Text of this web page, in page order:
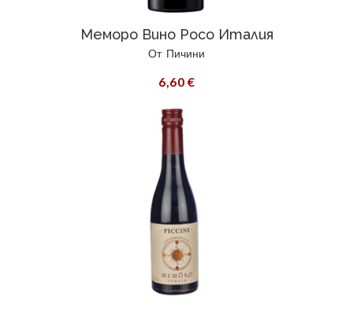
Меморо Вино Росо Италия
От Пичини
6,60 €